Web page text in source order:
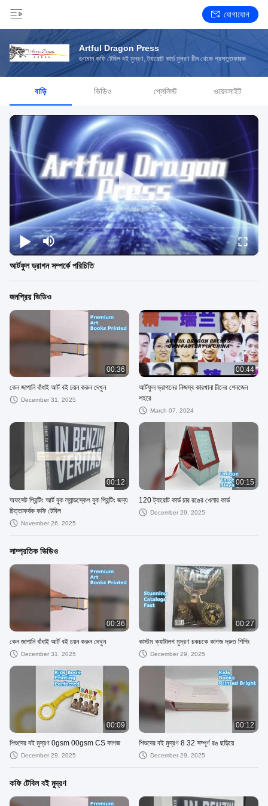
যোগাযোগ
Artful Dragon Press
গুণমান কফি টেবিল বই মুদ্রণ, ট্যারোট কার্ড মুদ্রণ চীন থেকে প্রস্তুতকারক
বাড়ি ভিডিও প্লেলিস্ট ওয়েবসাইট
আর্টফুল ড্রাগন সম্পর্কে পরিচিতি
জনপ্রিয় ভিডিও
00:36
কেন জাপানি বাঁধাই আর্ট বই চয়ন করুন দেখুন
December 31, 2025
00:44
আর্টফুল ড্রাগনের নিজস্ব কারখানা চীনের শেনজেন
শহরে
March 07, 2024
00:12
অফসেট প্রিন্টিং আর্ট বুক ল্যান্ডস্কেপ বুক প্রিন্টিং জন্য
চিত্তাকর্ষক কফি টেবিল
November 26, 2025
00:15
120 ট্যারোট কার্ড চার রঙের খেলার কার্ড
December 29, 2025
সাম্প্রতিক ভিডিও
00:36
কেন জাপানি বাঁধাই আর্ট বই চয়ন করুন দেখুন
December 31, 2025
00:27
কাস্টম ক্যাটালগ মুদ্রণ চকচকে কাগজ দ্রুত শিপিং
December 29, 2025
00:09
শিশুদের বই মুদ্রণ 0gsm 00gsm CS কাগজ
December 29, 2025
00:12
শিশুদের বই মুদ্রণ 8 32 সম্পূর্ণ রঙ ছড়িয়ে
December 29, 2025
কফি টেবিল বই মুদ্রণ